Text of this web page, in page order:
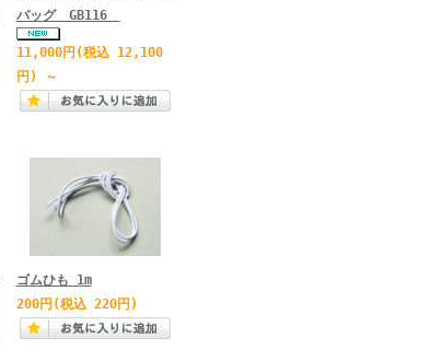
バッグ GB116
11,000円 (税込 12,100
円)
～
ゴムひも 1m
200円 (税込 220円)